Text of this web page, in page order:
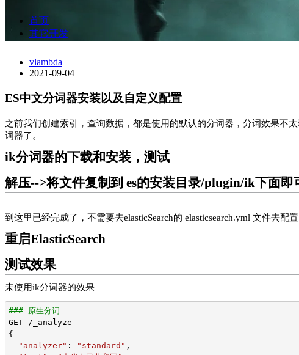
首页
其它开发
vlambda
2021-09-04
ES中文分词器安装以及自定义配置
之前我们创建索引，查询数据，都是使用的默认的分词器，分词效果不
词器了。
ik分词器的下载和安装，测试
解压-->将文件复制到 es的安装目录/plugin/ik下面即
到这里已经完成了，不需要去elasticSearch的 elasticsearch.yml 文件去配置
重启ElasticSearch
测试效果
未使用ik分词器的效果
### 原生分词
GET /_analyze
{
"analyzer" : "standard" ,